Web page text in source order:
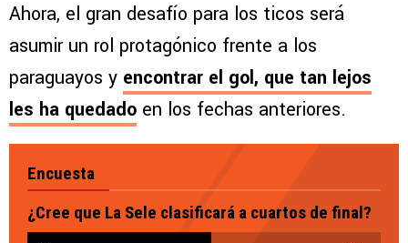
Ahora, el gran desafío para los ticos será
asumir un rol protagónico frente a los
paraguayos y encontrar el gol, que tan lejos
les ha quedado en los fechas anteriores.
Encuesta
¿Cree que La Sele clasificará a cuartos de final?